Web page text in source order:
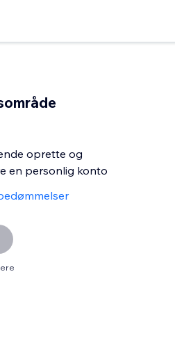
oprette og
en personlig konto